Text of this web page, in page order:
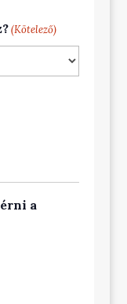
(Kötelező)
a